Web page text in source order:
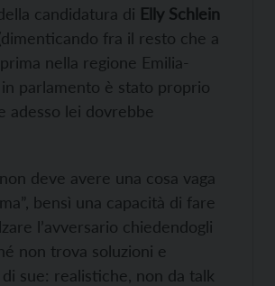
candidatura di Elly Schlein
fra il resto che a
nella regione Emilia-
in parlamento è stato proprio
adesso lei dovrebbe
deve avere una cosa vaga
bensì una capacità di fare
l’avversario chiedendogli
non trova soluzioni e
sue: realistiche, non da talk